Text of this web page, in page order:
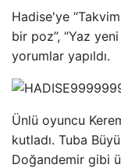
Hadise'ye
bir poz”, “Yaz
yorumlar yapıldı.
Ünlü oyuncu
kutladı. Tuba
Doğandemir gibi